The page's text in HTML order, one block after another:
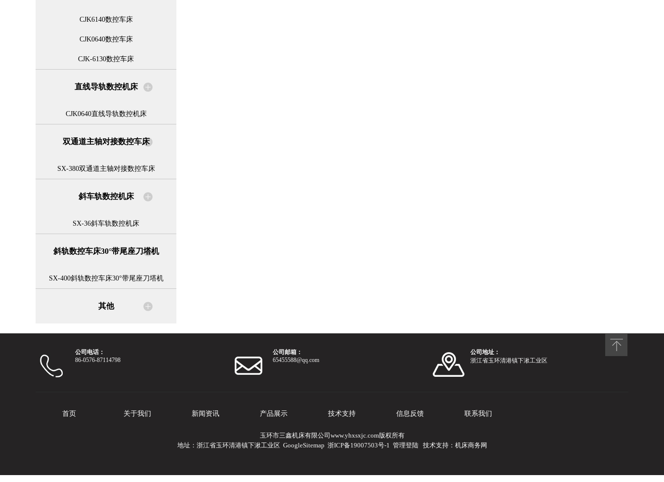
CJK6140数控车床
CJK0640数控车床
CJK-6130数控车床
直线导轨数控机床
CJK0640直线导轨数控机床
双通道主轴对接数控车床
SX-380双通道主轴对接数控车床
斜车轨数控机床
SX-36斜车轨数控机床
斜轨数控车床30°带尾座刀塔机
SX-400斜轨数控车床30°带尾座刀塔机
其他
公司电话：
86-0576-87114798
公司邮箱：
65455588@qq.com
公司地址：
浙江省玉环清港镇下湫工业区
首页 关于我们 新闻资讯 产品展示 技术支持 信息反馈 联系我们
玉环市三鑫机床有限公司www.yhxsxjc.com版权所有
地址：浙江省玉环清港镇下湫工业区 GoogleSitemap 浙ICP备19007503号-1 管理登陆技术支持： 机床商务网